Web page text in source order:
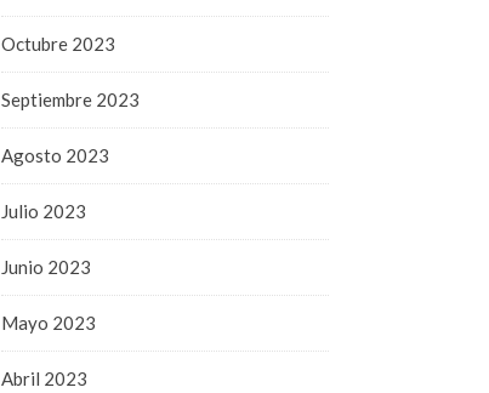
Octubre 2023
Septiembre 2023
Agosto 2023
Julio 2023
Junio 2023
Mayo 2023
Abril 2023